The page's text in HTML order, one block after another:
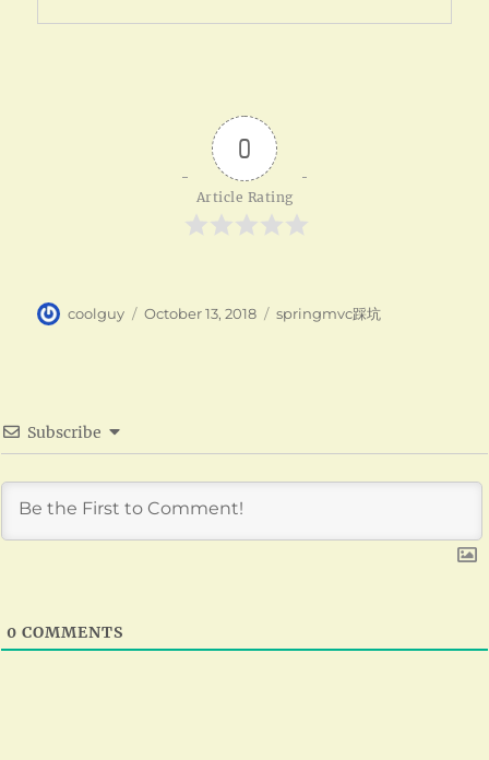
0
Article Rating
Author
coolguy
Posted
October 13, 2018 Categories
springmvc踩坑
Subscribe
0 COMMENTS